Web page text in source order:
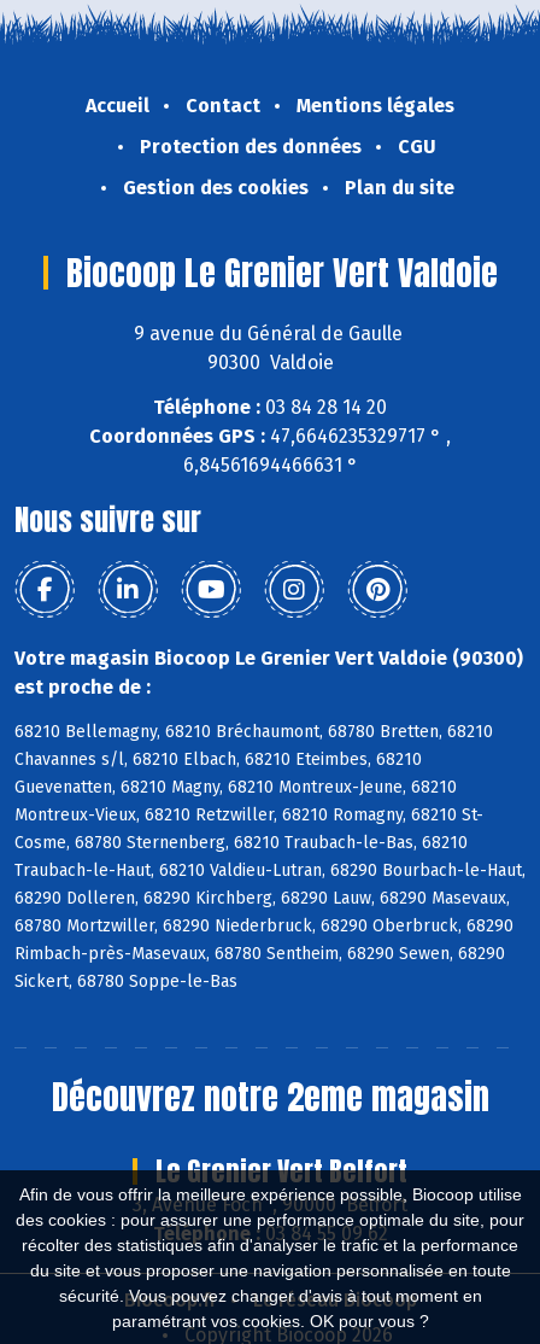
Afin de vous offrir la meilleure expérience possible, Biocoop utilise
des cookies : pour assurer une performance optimale du site, pour
récolter des statistiques afin d'analyser le trafic et la performance
du site et vous proposer une navigation personnalisée en toute
sécurité. Vous pouvez changer d'avis à tout moment en
paramétrant vos cookies. OK pour vous ?
Accueil Contact
Mentions légales
Protection des données
CGU
Gestion des cookies
Plan du site
Biocoop Le Grenier Vert Valdoie
9 avenue du Général de Gaulle
90300 Valdoie
Téléphone : 03 84 28 14 20
Coordonnées GPS : 47,6646235329717 ° ,
6,84561694466631 °
Nous suivre sur
Votre magasin Biocoop Le Grenier Vert Valdoie (90300)
est proche de :
68210 Bellemagny, 68210 Bréchaumont, 68780 Bretten, 68210
Chavannes s/l, 68210 Elbach, 68210 Eteimbes, 68210
Guevenatten, 68210 Magny, 68210 Montreux-Jeune, 68210
Montreux-Vieux, 68210 Retzwiller, 68210 Romagny, 68210 St-
Cosme, 68780 Sternenberg, 68210 Traubach-le-Bas, 68210
Traubach-le-Haut, 68210 Valdieu-Lutran, 68290 Bourbach-le-Haut,
68290 Dolleren, 68290 Kirchberg, 68290 Lauw, 68290 Masevaux,
68780 Mortzwiller, 68290 Niederbruck, 68290 Oberbruck, 68290
Rimbach-près-Masevaux, 68780 Sentheim, 68290 Sewen, 68290
Sickert, 68780 Soppe-le-Bas
Découvrez notre 2eme magasin
Le Grenier Vert Belfort
3, Avenue Foch , 90000 Belfort
Téléphone :03 84 55 09 62
Biocoop.fr
Le réseau Biocoop
Copyright Biocoop 2026